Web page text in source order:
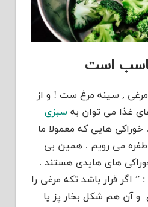
است
, سینه مرغ ست ! و از
غذا می توان به سبزی
خوراکی هایی که معمولا ما
طفره می رویم . همین بی
های هایدی هستند .
” اگر قرار باشد تکه مرغی را
و آن هم شکل بخار پز یا